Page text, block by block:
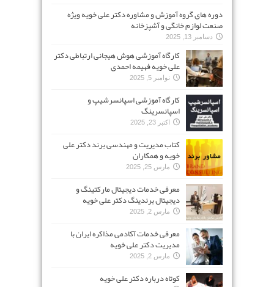
دوره های گروه آموزش و مشاوره دکتر علی خویه ویژه
صنعت لوازم خانگی و آشپزخانه
دسامبر 13, 2025
کارگاه آموزشی هوش هیجانی ارتباطی دکتر
علی خویه فهیمه احمدی
نوامبر 5, 2025
کارگاه آموزشی اسپانسرشیپ و
اسپانسرینگ
اکتبر 23, 2025
کتاب مدیریت و مهندسی برند دکتر علی
خویه و همکاران
مارس 25, 2025
معرفی خدمات دیجیتال مارکتینگ و
دیجیتال برندینگ دکتر علی خویه
مارس 2, 2025
معرفی خدمات آکادمی مذاکره ایران با
مدیریت دکتر علی خویه
مارس 2, 2025
کوتاه درباره دکتر علی خویه